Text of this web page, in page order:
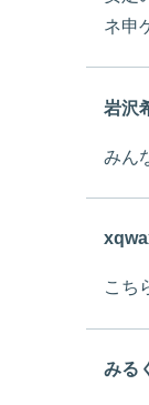
ネ申
岩沢
みん
こち
みる